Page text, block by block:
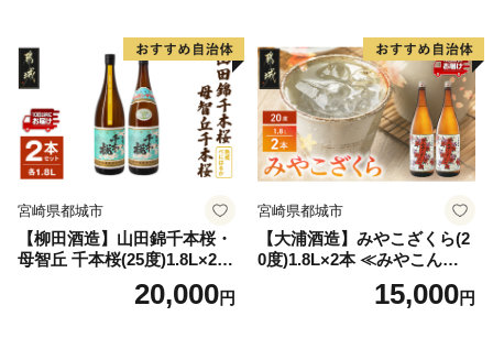
宮崎県都城市
【柳田酒造】山田錦千本桜・
母智丘 千本桜(25度)1.8L×2本
≪みやこんじょ特急便≫_AC
20,000円
宮崎県都城市
【大浦酒造】みやこざくら(2
0度)1.8L×2本 ≪みやこんじょ
特急便≫_MJ-077115,000円